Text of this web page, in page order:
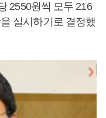
2550원씩 모두 216
실시하기로 결정했